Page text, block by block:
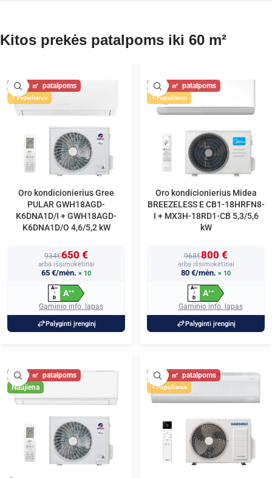
Kitos prekės patalpoms iki 60 m²
60
Populiarus
Oro kondicionierius Gree
PULAR GWH18AGD-
K6DNA1D/I + GWH18AGD-
K6DNA1D/O 4,6/5,2 kW
934€650 €
arba išsimokėtinai
65 €/mėn. × 10
A+++
↑
D
A++
Gaminio info. lapas
Palyginti įrenginį
60
Populiarus
Oro kondicionierius Midea
BREEZELESS E CB1-18HRFN8-
I + MX3H-18RD1-CB 5,3/5,6
kW
968€800 €
arba išsimokėtinai
80 €/mėn. × 10
A+++
↑
D
A++
Gaminio info. lapas
Palyginti įrenginį
60
Naujiena
60
Populiarus